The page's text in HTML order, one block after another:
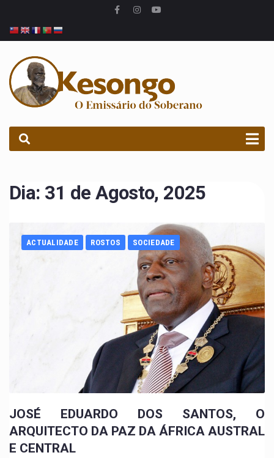
Dia: 31 de Agosto, 2025
ACTUALIDADE ROSTOS SOCIEDADE
JOSÉ EDUARDO DOS SANTOS, O
ARQUITECTO DA PAZ DA ÁFRICA AUSTRAL
E CENTRAL
PROCURAR